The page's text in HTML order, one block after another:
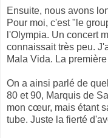
Ensuite, nous avons
Pour moi, c'est "le
l'Olympia. Un concert
connaissait très peu.
Mala Vida. La
On a ainsi parlé de
80 et 90, Marquis de
mon cœur, mais étant
tube. Juste la fierté